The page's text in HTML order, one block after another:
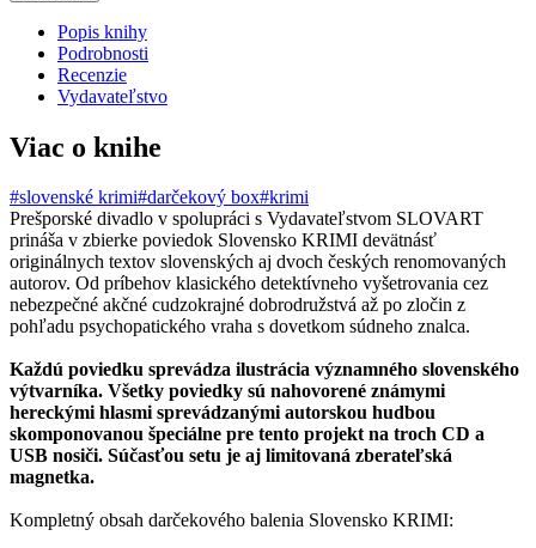
Popis knihy
Podrobnosti
Recenzie
Vydavateľstvo
Viac o knihe
#slovenské krimi#darčekový box#krimi
Prešporské divadlo v spolupráci s Vydavateľstvom SLOVART
prináša v zbierke poviedok Slovensko KRIMI devätnásť
originálnych textov slovenských aj dvoch českých renomovaných
autorov. Od príbehov klasického detektívneho vyšetrovania cez
nebezpečné akčné cudzokrajné dobrodružstvá až po zločin z
pohľadu psychopatického vraha s dovetkom súdneho znalca.
Každú poviedku sprevádza ilustrácia významného slovenského
výtvarníka. Všetky poviedky sú nahovorené známymi
hereckými hlasmi sprevádzanými autorskou hudbou
skomponovanou špeciálne pre tento projekt na troch CD a
USB nosiči. Súčasťou setu je aj limitovaná zberateľská
magnetka.
Kompletný obsah darčekového balenia Slovensko KRIMI: